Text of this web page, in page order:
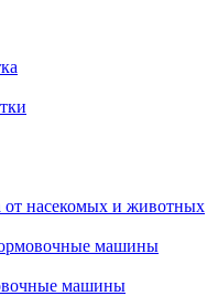
от насекомых и животных
машины
машины